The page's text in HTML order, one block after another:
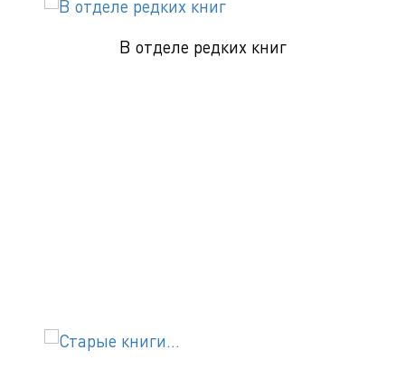
В отделе редких книг